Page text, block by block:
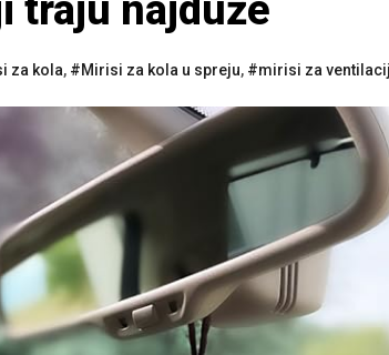
za kola, #Mirisi za kola u spreju, #mirisi za